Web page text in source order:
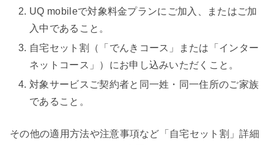
UQ mobileで対象料金プランにご加入、またはご加
入中であること。
自宅セット割（「でんきコース」または「インター
ネットコース」）にお申し込みいただくこと。
対象サービスご契約者と同一姓・同一住所のご家族
であること。
その他の適用方法や注意事項など「自宅セット割」詳細